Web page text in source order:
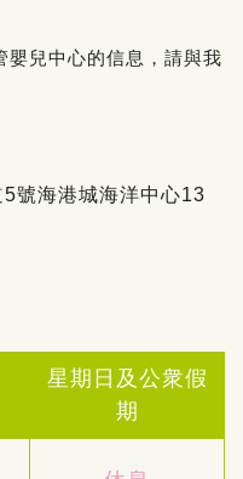
嬰兒中心的信息，請與我
號海港城海洋中心13
星期日及公衆假
期